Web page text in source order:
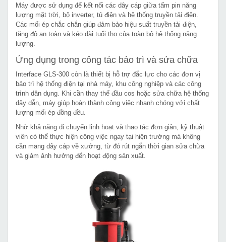
Máy được sử dụng để kết nối các dây cáp giữa tấm pin năng
lượng mặt trời, bộ inverter, tủ điện và hệ thống truyền tải điện.
Các mối ép chắc chắn giúp đảm bảo hiệu suất truyền tải điện,
tăng độ an toàn và kéo dài tuổi thọ của toàn bộ hệ thống năng
lượng.
Ứng dụng trong công tác bảo trì và sửa chữa
Interface GLS-300 còn là thiết bị hỗ trợ đắc lực cho các đơn vị
bảo trì hệ thống điện tại nhà máy, khu công nghiệp và các công
trình dân dụng. Khi cần thay thế đầu cos hoặc sửa chữa hệ thống
dây dẫn, máy giúp hoàn thành công việc nhanh chóng với chất
lượng mối ép đồng đều.
Nhờ khả năng di chuyển linh hoạt và thao tác đơn giản, kỹ thuật
viên có thể thực hiện công việc ngay tại hiện trường mà không
cần mang dây cáp về xưởng, từ đó rút ngắn thời gian sửa chữa
và giảm ảnh hưởng đến hoạt động sản xuất.